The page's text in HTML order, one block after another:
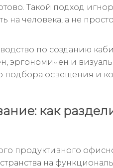
Такой подход
на человека, а не просто
по созданию
эргономичен и
подбора освещения и
как
продуктивного
на